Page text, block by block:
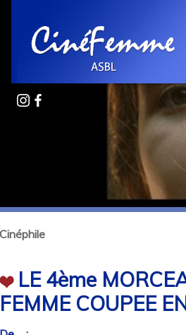
LE 4ème
COUPEE